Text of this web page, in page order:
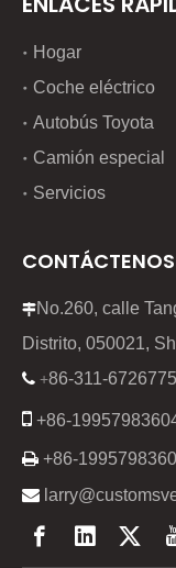
Hogar
Coche eléctrico
Autobús Toyota
Camión especial
Servicios
CONTÁCTENOS
No.260, calle
Distrito, 050021,
 +86-311-
 +86-
 +86-
